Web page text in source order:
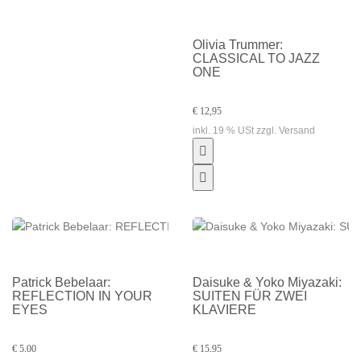
Olivia Trummer:
CLASSICAL TO JAZZ
ONE
€ 12,95
inkl. 19 % USt zzgl. Versand
Patrick Bebelaar:
REFLECTION IN YOUR
EYES
€ 5,00
Daisuke & Yoko Miyazaki:
SUITEN FÜR ZWEI
KLAVIERE
€ 15,95